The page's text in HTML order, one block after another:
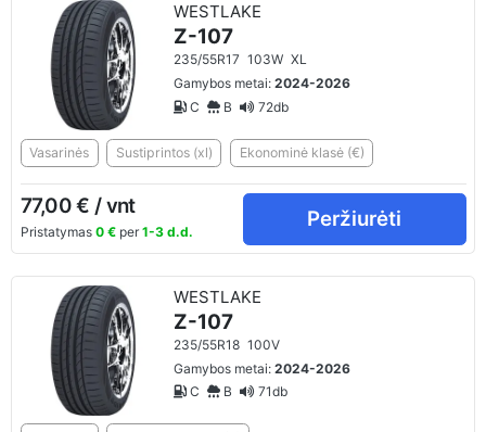
WESTLAKE
Z-107
235/55R17 103W XL
Gamybos metai:2024-2026
C
B 72db
Vasarinės Sustiprintos (xl) Ekonominė klasė (€)
77,00 € / vnt
Pristatymas 0 €per 1-3 d.d.
Peržiurėti
WESTLAKE
Z-107
235/55R18 100V
Gamybos metai:2024-2026
C
B 71db